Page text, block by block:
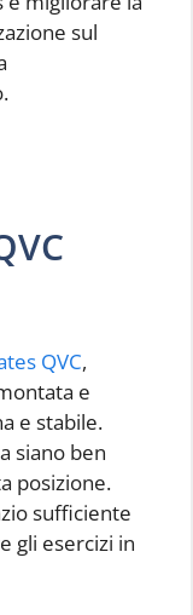
sul
QVC,
e
e stabile.
siano ben
posizione.
sufficiente
gli esercizi in